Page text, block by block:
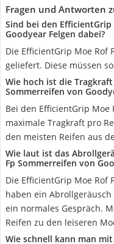
Fragen und Antworten
Sind bei den
Goodyear Felgen dabei?
Die EfficientGrip Moe Rof
geliefert. Diese müssen
Wie hoch ist die
Sommerreifen von
Bei den EfficientGrip Moe
maximale Tragkraft pro
den meisten Reifen aus
Wie laut ist das
Fp Sommerreifen von
Die EfficientGrip Moe Rof
haben ein
ein normales Gespräch.
Reifen zu den leiseren
Wie schnell kann man